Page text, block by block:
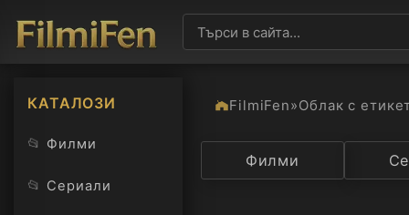
КАТАЛОЗИ
📂 Филми
📂 Сериали
FilmiFen»Облак с
Категория
Филми